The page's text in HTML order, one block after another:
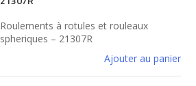
Roulements à rotules et rouleaux
spheriques – 21307R
Ajouter au panier